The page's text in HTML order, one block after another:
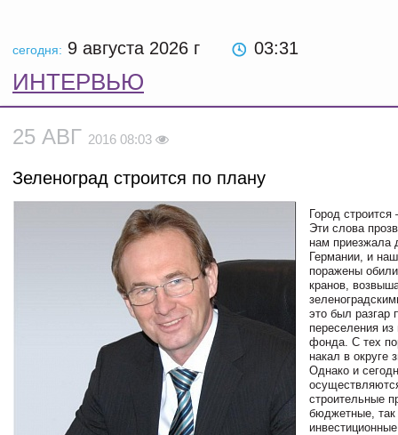
сегодня: 9 августа 2026 г 03:31
ИНТЕРВЬЮ
25 АВГ 2016 08:03
Зеленоград строится по плану
Город строится
Эти слова
нам приезжала
Германии, и
поражены
кранов,
это был разгар
переселения из
фонда. С тех
накал в округе
Однако и
строительные
бюджетные, так